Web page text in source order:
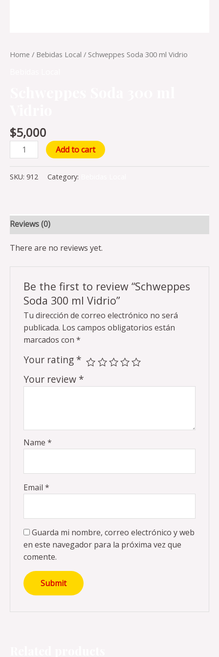
Home / Bebidas Local / Schweppes Soda 300 ml Vidrio
$5,000
Add to cart
SKU: 912 Category:
Reviews (0)
There are no reviews yet.
Be the first to review “Schweppes
Soda 300 ml Vidrio”
Tu dirección de correo electrónico no será
publicada. Los campos obligatorios están
marcados con *
Your rating *
Your review *
Name *
Email *
Guarda mi nombre, correo electrónico y web
en este navegador para la próxima vez que
comente.